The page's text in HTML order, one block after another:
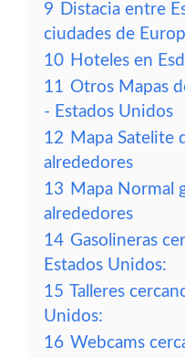
9 Distacia entre
ciudades de
10 Hoteles en
11 Otros Mapas
- Estados Unidos
12 Mapa Satelite
alrededores
13 Mapa Normal
alrededores
14 Gasolineras
Estados Unidos:
15 Talleres
Unidos:
16 Webcams